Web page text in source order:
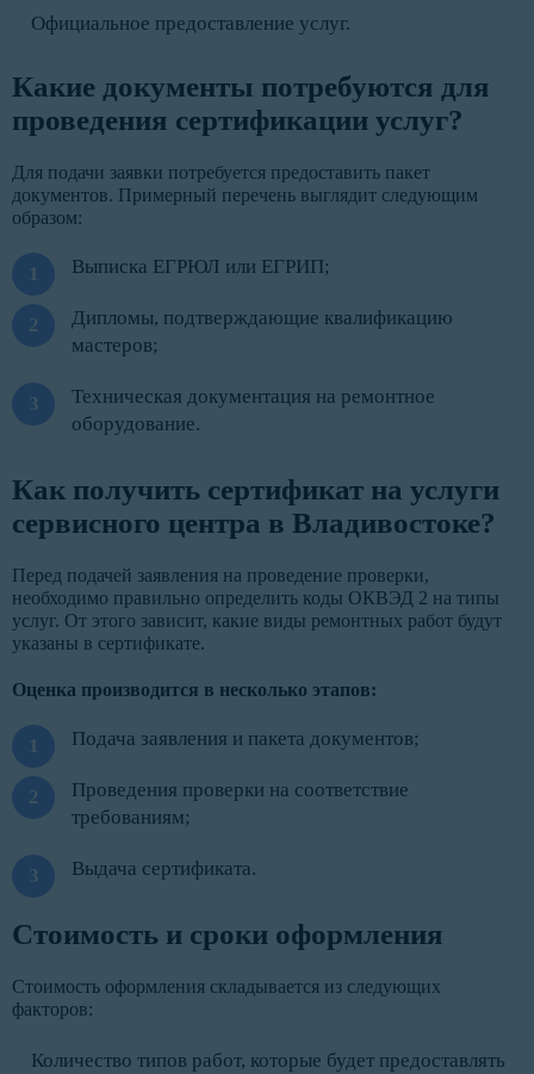
Официальное предоставление услуг.
Какие документы потребуются для
проведения сертификации услуг?
Для подачи заявки потребуется предоставить пакет
документов. Примерный перечень выглядит следующим
образом:
Выписка ЕГРЮЛ или ЕГРИП;
Дипломы, подтверждающие квалификацию
мастеров;
Техническая документация на ремонтное
оборудование.
Как получить сертификат на услуги
сервисного центра в Владивостоке?
Перед подачей заявления на проведение проверки,
необходимо правильно определить коды ОКВЭД 2 на типы
услуг. От этого зависит, какие виды ремонтных работ будут
указаны в сертификате.
Оценка производится в несколько этапов:
Подача заявления и пакета документов;
Проведения проверки на соответствие
требованиям;
Выдача сертификата.
Стоимость и сроки оформления
Стоимость оформления складывается из следующих
факторов:
Количество типов работ, которые будет предоставлять